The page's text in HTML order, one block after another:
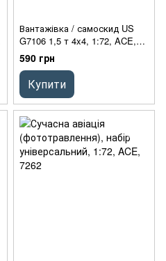
Вантажівка / самоскид US
G7106 1,5 т 4x4, 1:72, ACE,
72600 (Збірна модель)
590 грн
Купити